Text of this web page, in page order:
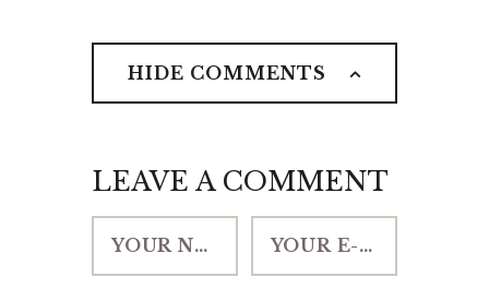
HIDE COMMENTS
LEAVE A COMMENT